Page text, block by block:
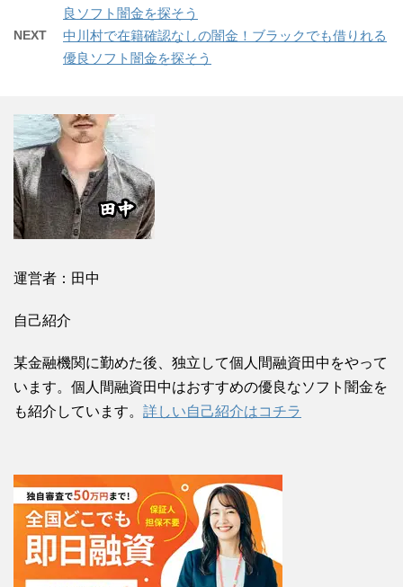
良ソフト闇金を探そう
NEXT
中川村で在籍確認なしの闇金！ブラックでも借りれる
優良ソフト闇金を探そう
運営者：田中
自己紹介
某金融機関に勤めた後、独立して個人間融資田中をやって
います。個人間融資田中はおすすめの優良なソフト闇金を
も紹介しています。 詳しい自己紹介はコチラ